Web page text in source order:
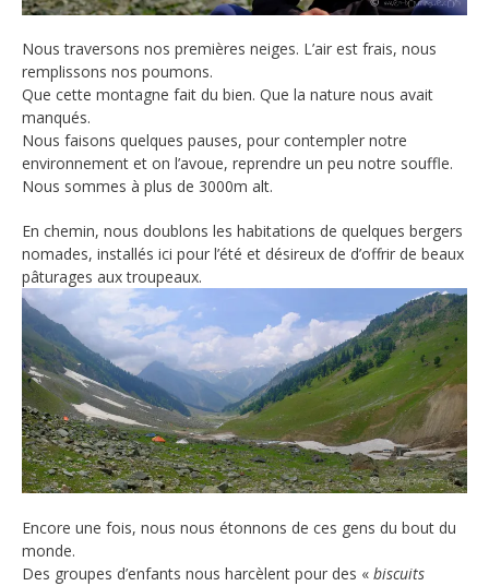
Nous traversons nos premières neiges. L’air est frais, nous
remplissons nos poumons.
Que cette montagne fait du bien. Que la nature nous avait
manqués.
Nous faisons quelques pauses, pour contempler notre
environnement et on l’avoue, reprendre un peu notre souffle.
Nous sommes à plus de 3000m alt.
En chemin, nous doublons les habitations de quelques bergers
nomades, installés ici pour l’été et désireux de d’offrir de beaux
pâturages aux troupeaux.
Encore une fois, nous nous étonnons de ces gens du bout du
monde.
Des groupes d’enfants nous harcèlent pour des « biscuits